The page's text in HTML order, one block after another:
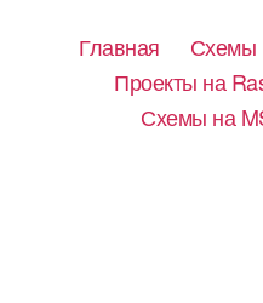
Главная
Схемы
Проекты на
Схемы на